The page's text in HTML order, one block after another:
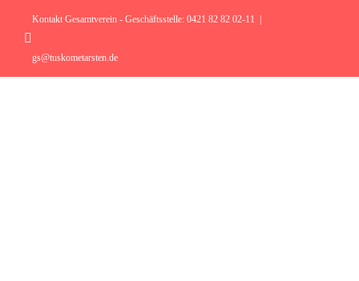
springen
Kontakt Gesamtverein - Geschäftsstelle: 0421 82 82 02-11
gs@tuskometarsten.de